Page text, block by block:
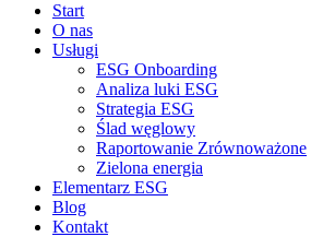
Start
O nas
Usługi
ESG Onboarding
Analiza luki ESG
Strategia ESG
Ślad węglowy
Raportowanie Zrównoważone
Zielona energia
Elementarz ESG
Blog
Kontakt